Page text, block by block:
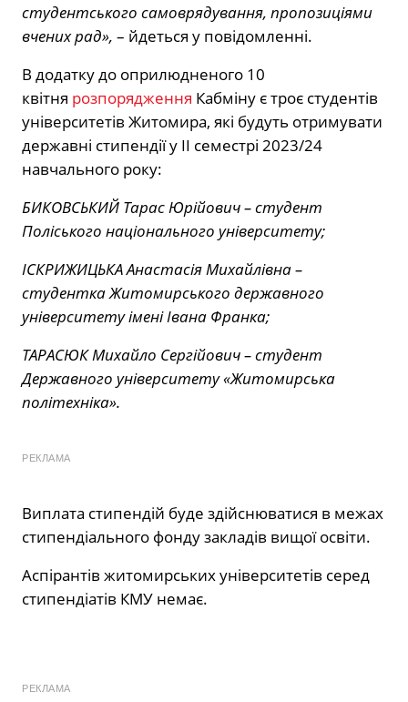
студентського самоврядування, пропозиціями
вчених рад», – йдеться у повідомленні.
В додатку до оприлюдненого 10
квітня розпорядження Кабміну є троє студентів
університетів Житомира, які будуть отримувати
державні стипендії у ІІ семестрі 2023/24
навчального року:
БИКОВСЬКИЙ Тарас Юрійович – студент
Поліського національного університету;
ІСКРИЖИЦЬКА Анастасія Михайлівна –
студентка Житомирського державного
університету імені Івана Франка;
ТАРАСЮК Михайло Сергійович – студент
Державного університету «Житомирська
політехніка».
РЕКЛАМА
Виплата стипендій буде здійснюватися в межах
стипендіального фонду закладів вищої освіти.
Аспірантів житомирських університетів серед
стипендіатів КМУ немає.
РЕКЛАМА